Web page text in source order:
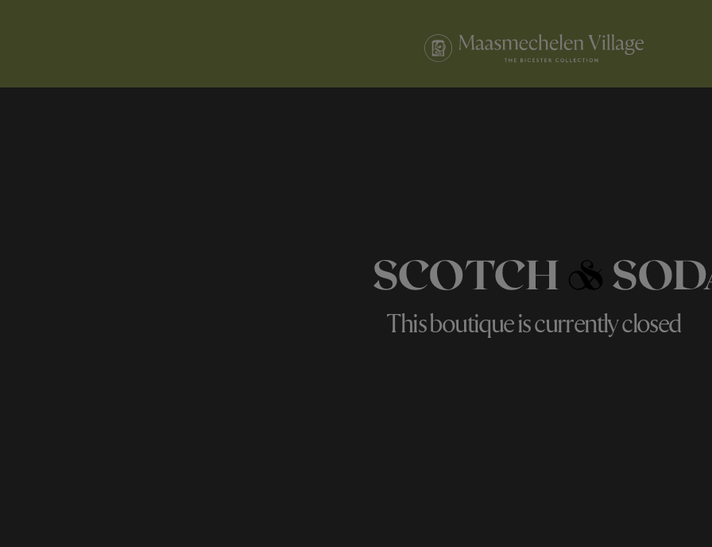
This boutique is currently closed